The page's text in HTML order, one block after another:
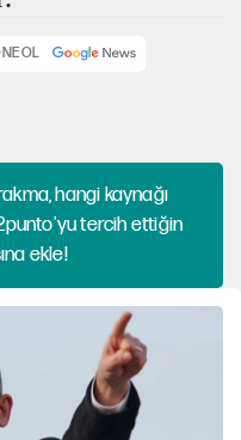
OL
hangi kaynağı
tercih ettiğin
ekle!